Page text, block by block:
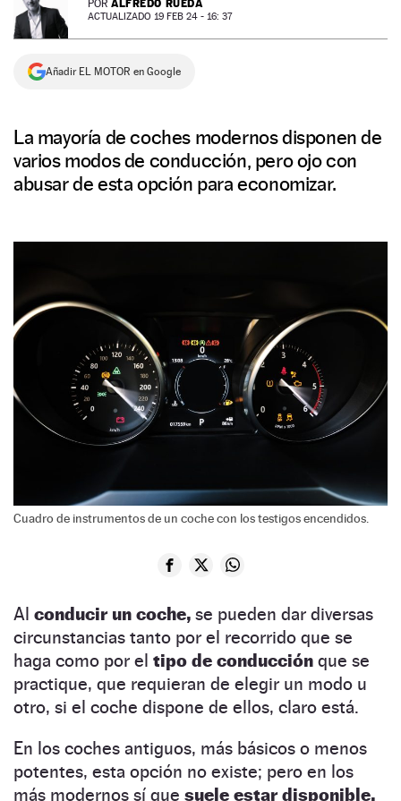
NEWSLETTER
SÍGUENOS
POR ALFREDO RUEDA
ACTUALIZADO 19 FEB 24 - 16: 37
Añadir EL MOTOR en Google
La mayoría de coches modernos disponen de
varios modos de conducción, pero ojo con
abusar de esta opción para economizar.
Cuadro de instrumentos de un coche con los testigos encendidos.
Al conducir un coche, se pueden dar diversas
circunstancias tanto por el recorrido que se
haga como por el tipo de conducción que se
practique, que requieran de elegir un modo u
otro, si el coche dispone de ellos, claro está.
En los coches antiguos, más básicos o menos
potentes, esta opción no existe; pero en los
más modernos sí que suele estar disponible.